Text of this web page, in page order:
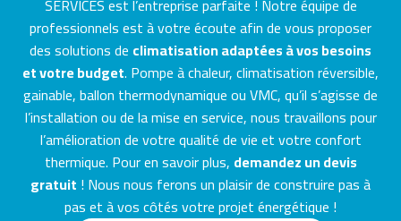
professionnels est à votre écoute afin de vous proposer
des solutions de climatisation adaptées à vos besoins
et votre budget. Pompe à chaleur, climatisation réversible,
gainable, ballon thermodynamique ou VMC, qu’il s’agisse de
l’installation ou de la mise en service, nous travaillons pour
l’amélioration de votre qualité de vie et votre confort
thermique. Pour en savoir plus, demandez un devis
gratuit ! Nous nous ferons un plaisir de construire pas à
pas et à vos côtés votre projet énergétique !